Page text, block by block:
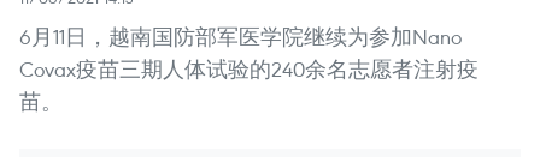
6月11日，越南国防部军医学院继续为参加Nano
Covax疫苗三期人体试验的240余名志愿者注射疫
苗。